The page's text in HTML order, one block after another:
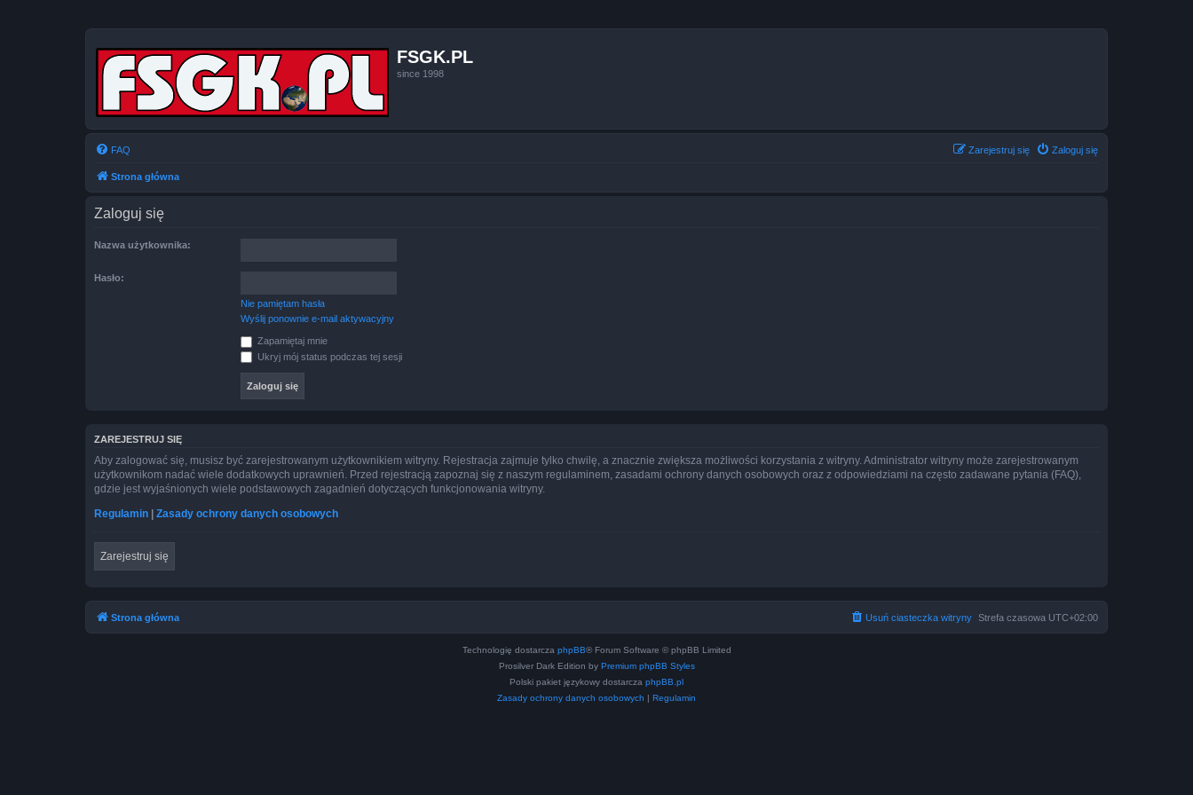
FSGK.PL
since 1998
FAQ Zaloguj się
Zarejestruj się
Strona główna
Zaloguj się
Nazwa użytkownika:
Hasło:
Nie pamiętam hasła
Wyślij ponownie e-mail aktywacyjny
Zapamiętaj mnie
Ukryj mój status podczas tej sesji
ZAREJESTRUJ SIĘ
Aby zalogować się, musisz być zarejestrowanym użytkownikiem witryny. Rejestracja zajmuje tylko chwilę, a znacznie zwiększa możliwości korzystania z witryny. Administrator witryny może zarejestrowanym
użytkownikom nadać wiele dodatkowych uprawnień. Przed rejestracją zapoznaj się z naszym regulaminem, zasadami ochrony danych osobowych oraz z odpowiedziami na często zadawane pytania (FAQ),
gdzie jest wyjaśnionych wiele podstawowych zagadnień dotyczących funkcjonowania witryny.
Regulamin | Zasady ochrony danych osobowych
Zarejestruj się
Strona główna Strefa czasowa UTC+02:00
Usuń ciasteczka witryny
Technologię dostarcza phpBB® Forum Software © phpBB Limited
Prosilver Dark Edition by Premium phpBB Styles
Polski pakiet językowy dostarcza phpBB.pl
Zasady ochrony danych osobowych | Regulamin